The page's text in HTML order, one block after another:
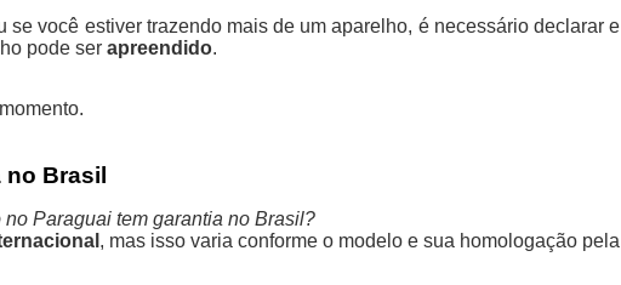
se você estiver trazendo mais de um aparelho, é necessário declarar e
pode ser apreendido.
no Brasil
Paraguai tem garantia no Brasil?
, mas isso varia conforme o modelo e sua homologação pela